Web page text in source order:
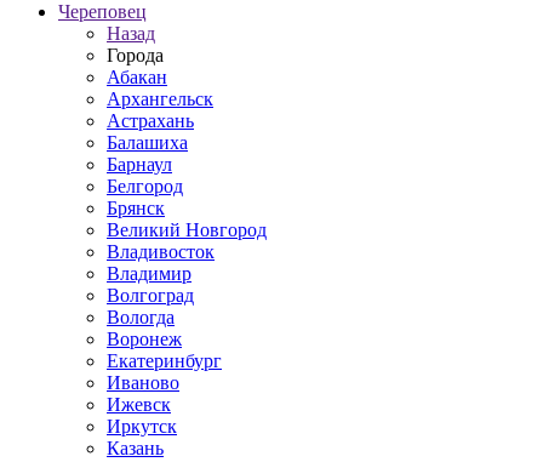
Череповец
Назад
Города
Абакан
Архангельск
Астрахань
Балашиха
Барнаул
Белгород
Брянск
Великий Новгород
Владивосток
Владимир
Волгоград
Вологда
Воронеж
Екатеринбург
Иваново
Ижевск
Иркутск
Казань